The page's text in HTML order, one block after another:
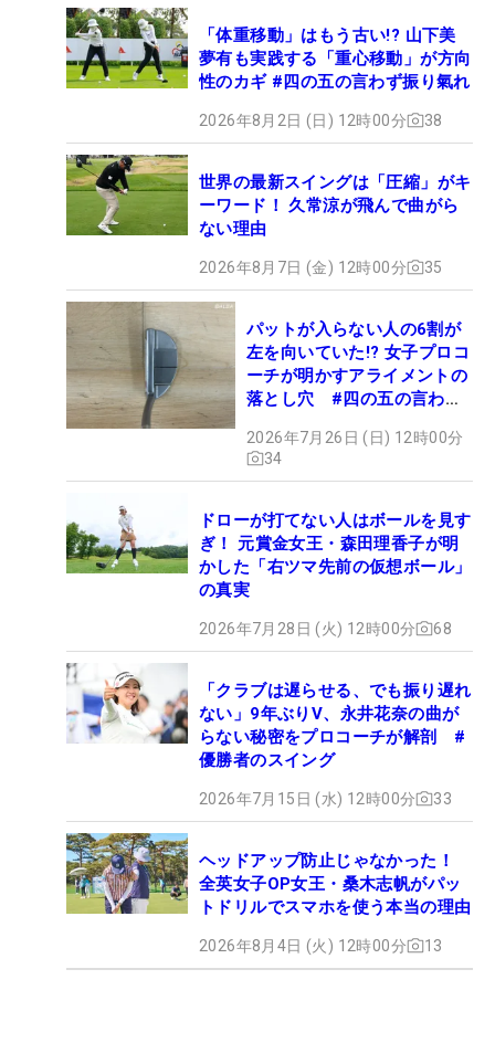
「体重移動」はもう古い!? 山下美
夢有も実践する「重心移動」が方向
性のカギ #四の五の言わず振り氣れ
2026年8月2日 (日) 12時00分 38
世界の最新スイングは「圧縮」がキ
ーワード！ 久常涼が飛んで曲がら
ない理由
2026年8月7日 (金) 12時00分 35
パットが入らない人の6割が
左を向いていた!? 女子プロコ
ーチが明かすアライメントの
落とし穴 #四の五の言わず
2026年7月26日 (日) 12時00分
34
ドローが打てない人はボールを見す
ぎ！ 元賞金女王・森田理香子が明
かした「右ツマ先前の仮想ボール」
の真実
2026年7月28日 (火) 12時00分 68
「クラブは遅らせる、でも振り遅れ
ない」9年ぶりV、永井花奈の曲が
らない秘密をプロコーチが解剖 #
優勝者のスイング
2026年7月15日 (水) 12時00分 33
ヘッドアップ防止じゃなかった！
全英女子OP女王・桑木志帆がパッ
トドリルでスマホを使う本当の理由
2026年8月4日 (火) 12時00分 13